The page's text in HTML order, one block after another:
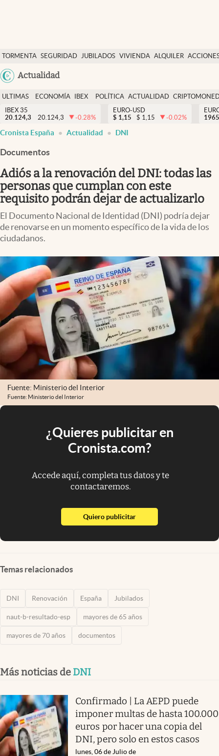
TORMENTA SEGURIDAD JUBILADOS VIVIENDA ALQUILER
Actualidad
Economía y finanzas
Política
Actualidad
Criptomonedas
España
ULTIMAS
NOTICIAS
ECONOMÍA
FINANZAS
IBEX
EURO
POLÍTICA ACTUALIDAD
IBEX 35
20.124,3
20.124,3 -0.28%
EURO-USD
$ 1,15 $ 1,15 -0.02%
Cronista España Actualidad DNI
Documentos
Adiós a la renovación del DNI: todas las
personas que cumplan con este
requisito podrán dejar de actualizarlo
El Documento Nacional de Identidad (DNI) podría dejar
de renovarse en un momento específico de la vida de los
ciudadanos.
Fuente: Ministerio del Interior
Fuente: Ministerio del Interior
¿Quieres publicitar en
Cronista.com?
Accede aquí, completa tus datos y te
contactaremos.
Quiero publicitarabre en nueva pestaña
Temas relacionados
DNI Renovación España Jubilados
naut-b-resultado-esp mayores de 65 años
mayores de 70 años documentos
Más noticias de DNI
Confirmado | La AEPD puede
imponer multas de hasta 100.000
euros por hacer una copia del
DNI, pero solo en estos casos
lunes, 06 de Julio de